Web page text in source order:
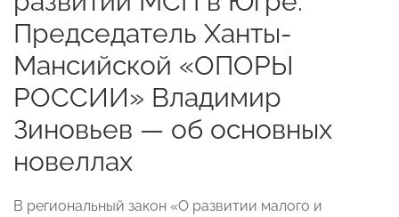
Председатель Ханты-
Мансийской «ОПОРЫ
РОССИИ» Владимир
Зиновьев — об основных
новеллах
В региональный закон «О развитии малого и